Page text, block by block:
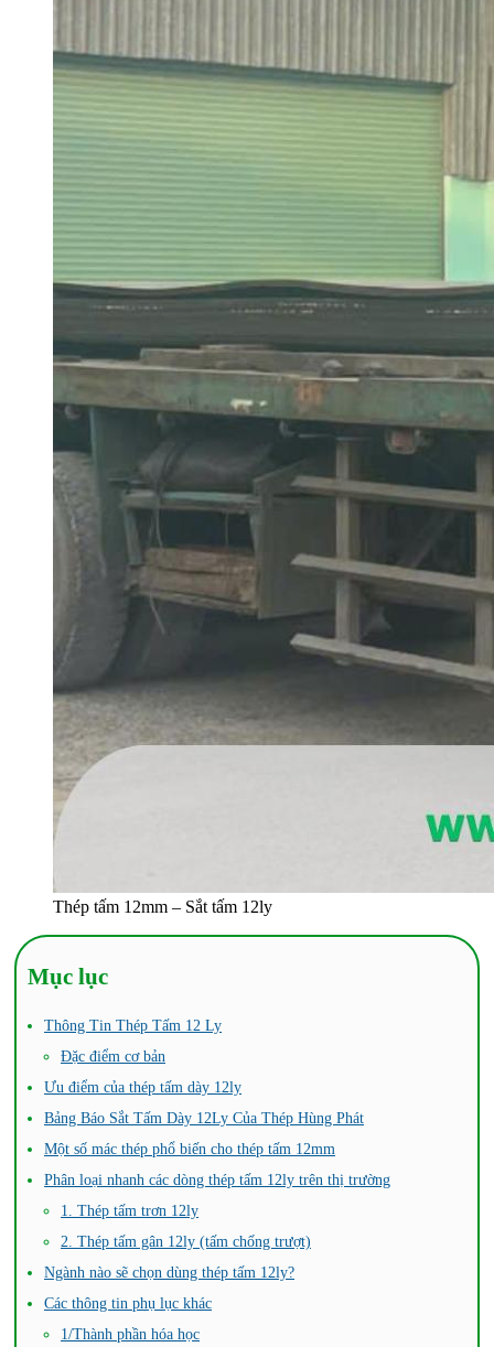
Thép tấm 12mm – Sắt tấm 12ly
Mục lục
Thông Tin Thép Tấm 12 Ly
Đặc điểm cơ bản
Ưu điểm của thép tấm dày 12ly
Bảng Báo Sắt Tấm Dày 12Ly Của Thép Hùng Phát
Một số mác thép phổ biến cho thép tấm 12mm
Phân loại nhanh các dòng thép tấm 12ly trên thị trường
1. Thép tấm trơn 12ly
2. Thép tấm gân 12ly (tấm chống trượt)
Ngành nào sẽ chọn dùng thép tấm 12ly?
Các thông tin phụ lục khác
1/Thành phần hóa học